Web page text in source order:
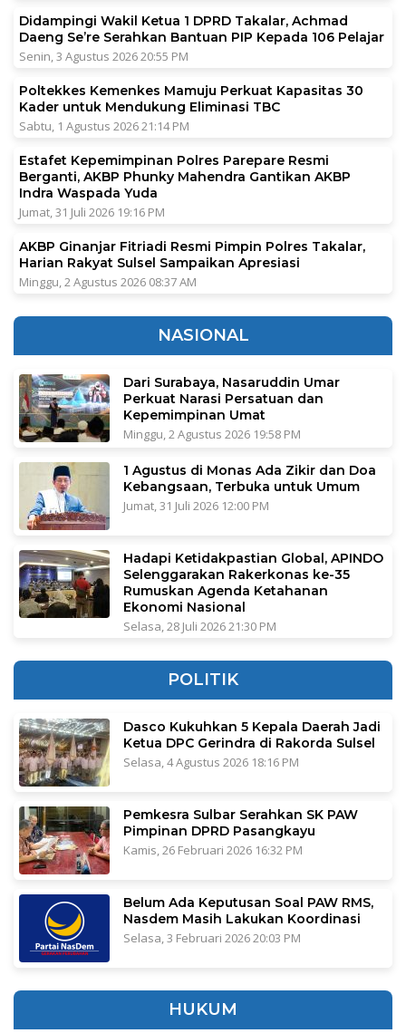
Didampingi Wakil Ketua 1 DPRD Takalar, Achmad
Daeng Se’re Serahkan Bantuan PIP Kepada 106 Pelajar
Senin, 3 Agustus 2026 20:55 PM
Poltekkes Kemenkes Mamuju Perkuat Kapasitas 30
Kader untuk Mendukung Eliminasi TBC
Sabtu, 1 Agustus 2026 21:14 PM
Estafet Kepemimpinan Polres Parepare Resmi
Berganti, AKBP Phunky Mahendra Gantikan AKBP
Indra Waspada Yuda
Jumat, 31 Juli 2026 19:16 PM
AKBP Ginanjar Fitriadi Resmi Pimpin Polres Takalar,
Harian Rakyat Sulsel Sampaikan Apresiasi
Minggu, 2 Agustus 2026 08:37 AM
NASIONAL
Dari Surabaya, Nasaruddin Umar
Perkuat Narasi Persatuan dan
Kepemimpinan Umat
Minggu, 2 Agustus 2026 19:58 PM
1 Agustus di Monas Ada Zikir dan Doa
Kebangsaan, Terbuka untuk Umum
Jumat, 31 Juli 2026 12:00 PM
Hadapi Ketidakpastian Global, APINDO
Selenggarakan Rakerkonas ke-35
Rumuskan Agenda Ketahanan
Ekonomi Nasional
Selasa, 28 Juli 2026 21:30 PM
POLITIK
Dasco Kukuhkan 5 Kepala Daerah Jadi
Ketua DPC Gerindra di Rakorda Sulsel
Selasa, 4 Agustus 2026 18:16 PM
Pemkesra Sulbar Serahkan SK PAW
Pimpinan DPRD Pasangkayu
Kamis, 26 Februari 2026 16:32 PM
Belum Ada Keputusan Soal PAW RMS,
Nasdem Masih Lakukan Koordinasi
Selasa, 3 Februari 2026 20:03 PM
HUKUM